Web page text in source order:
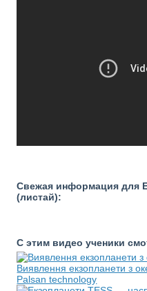
Свежая информация для
(листай):
С этим видео ученики
Виявлення екзопланети з
Palsan technology